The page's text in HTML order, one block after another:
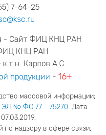
7-64-25
- Сайт ФИЦ КНЦ РАН
КНЦ РАН
Карпов А.С.
продукции - 16+
массовой информации;
ЭЛ № ФС 77 - 75270. Дата
надзору в сфере связи,